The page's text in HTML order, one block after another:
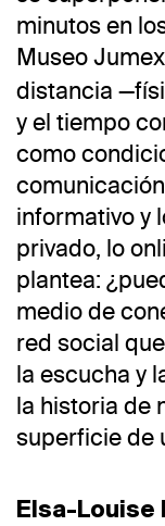
minutos en
Museo
distancia
y el tiempo
como
informativo y
privado, lo
plantea:
medio de
red social
la escucha y
la historia de
superficie de
Elsa-Louise